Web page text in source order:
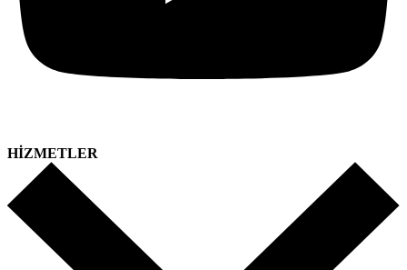
HİZMETLER